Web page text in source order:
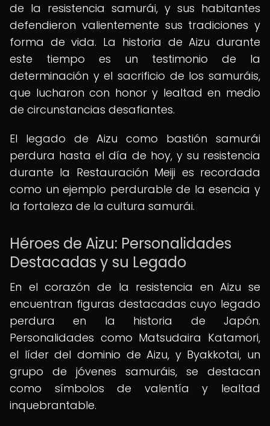
de la resistencia samurái, y sus habitantes
defendieron valientemente sus tradiciones y
forma de vida. La historia de Aizu durante
este tiempo es un testimonio de la
determinación y el sacrificio de los samuráis,
que lucharon con honor y lealtad en medio
de circunstancias desafiantes.
El legado de Aizu como bastión samurái
perdura hasta el día de hoy, y su resistencia
durante la Restauración Meiji es recordada
como un ejemplo perdurable de la esencia y
la fortaleza de la cultura samurái.
Héroes de Aizu: Personalidades
Destacadas y su Legado
En el corazón de la resistencia en Aizu se
encuentran figuras destacadas cuyo legado
perdura en la historia de Japón.
Personalidades como Matsudaira Katamori,
el líder del dominio de Aizu, y Byakkotai, un
grupo de jóvenes samuráis, se destacan
como símbolos de valentía y lealtad
inquebrantable.